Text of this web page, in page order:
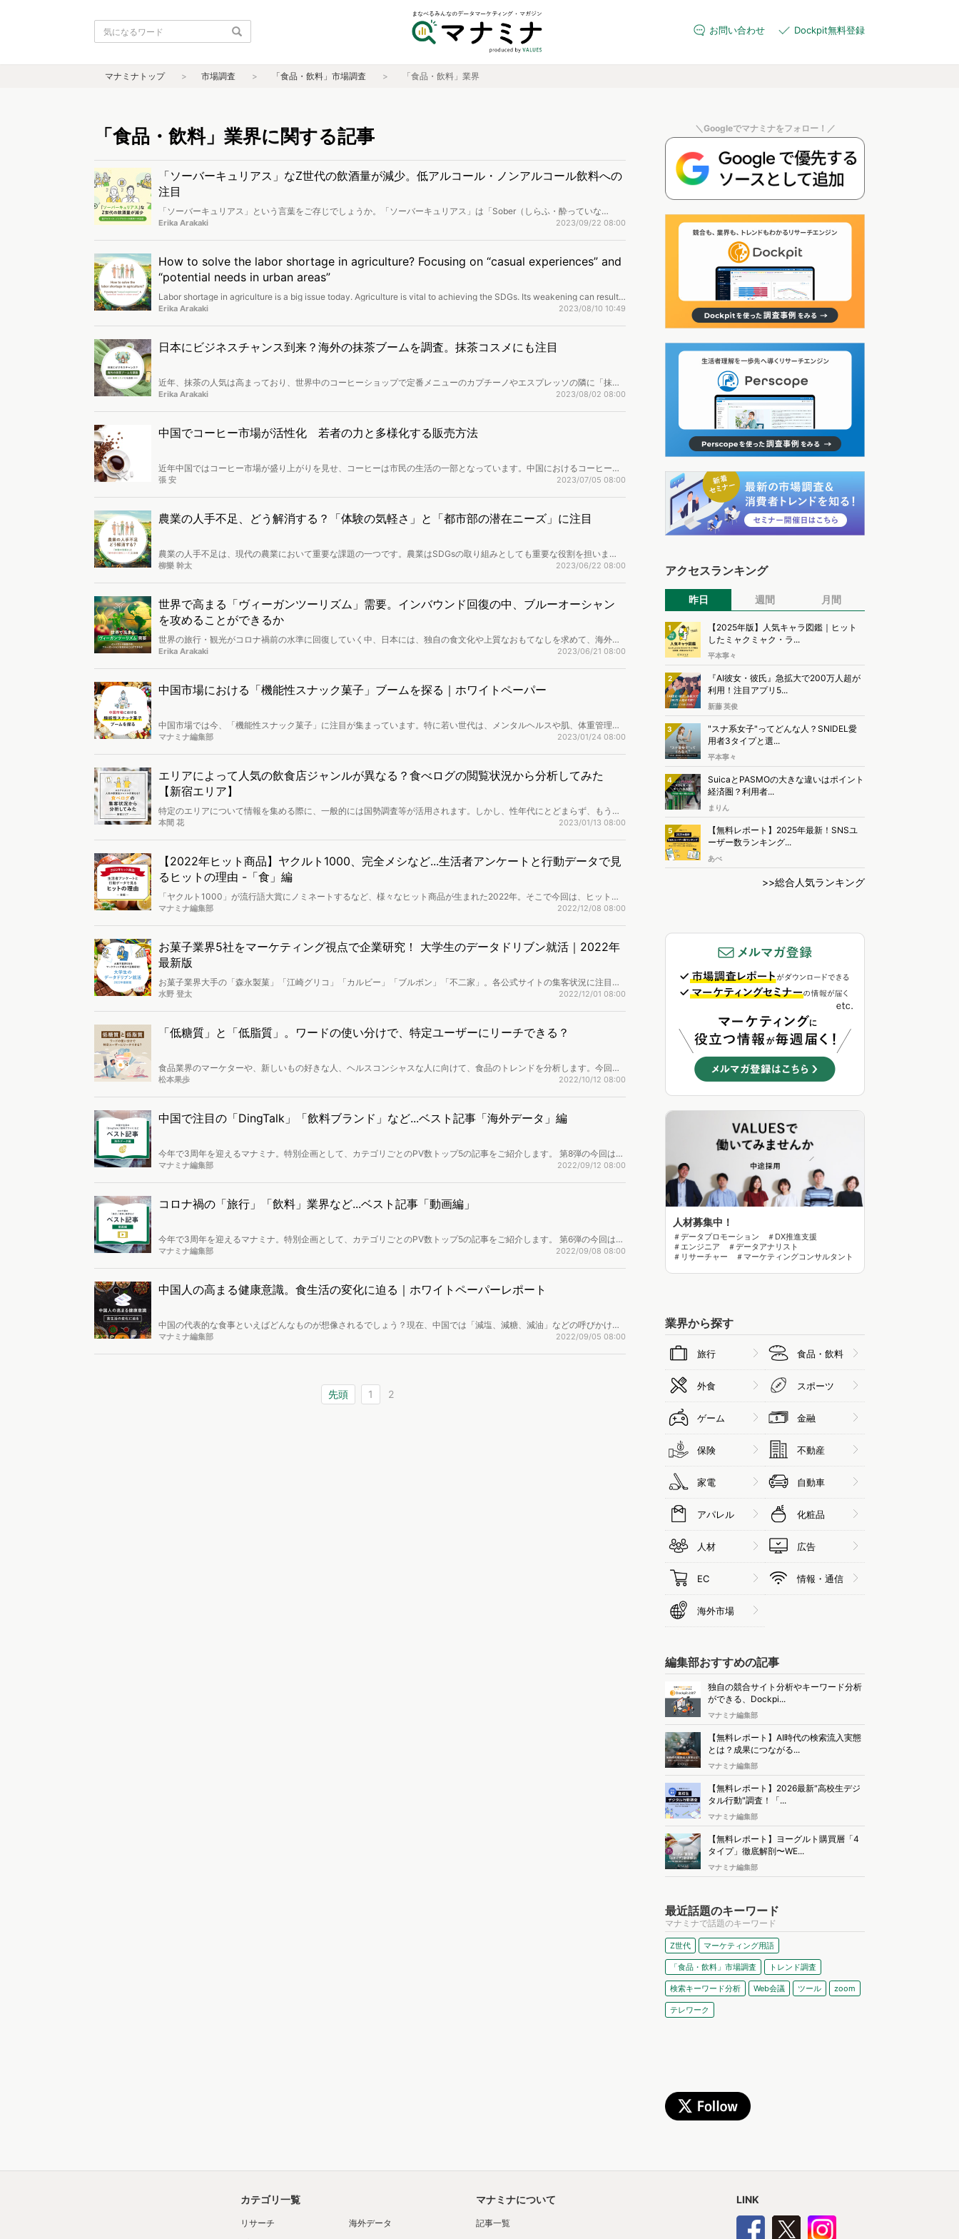
お問い合わせ Dockpit無料登録
マナミナトップ 市場調査 「食品・飲料」市場調査 「食品・飲料」業界
「食品・飲料」業界に関する記事
「ソーバーキュリアス」なZ世代の飲酒量が減少。低アルコール・ノンアルコール飲料への
注目
「ソーバーキュリアス」という言葉をご存じでしょうか。「ソーバーキュリアス」は「Sober（しらふ・酔っていな
い）」と「curious（好奇心が強い）」を組み合わせたイギリス発の言葉で、飲酒しない生活に興味を持ち、あえて飲まな
アルコール消費が減少中です。世界でもアルコール飲料会社や飲食店が、購買力を持つZ世代を理解し、さまざまな工夫
Erika Arakaki 2023/09/22 08:00
How to solve the labor shortage in agriculture? Focusing on “casual experiences” and
“potential needs in urban areas”
Labor shortage in agriculture is a big issue today. Agriculture is vital to achieving the SDGs. Its weakening can result
in an unstable food supply and economic decline in rural areas. Using online behavioral data, we will analyze the
Erika Arakaki 2023/08/10 10:49
日本にビジネスチャンス到来？海外の抹茶ブームを調査。抹茶コスメにも注目
近年、抹茶の人気は高まっており、世界中のコーヒーショップで定番メニューのカプチーノやエスプレッソの隣に「抹茶
ラテ」が並ぶようになっています。抹茶市場は、米国だけでも過去25年間で100億米ドルの売上を記録。世界の抹茶市場
億8,000万米ドルに達すると予想されています。 抹茶はその伝統的な側面が評価されている一方で、独自のアレンジを加
えつつ、世界中で受け入れられている場面も見られます。この記事では、海外の抹茶ブームの実態をご紹介します。
Erika Arakaki 2023/08/02 08:00
中国でコーヒー市場が活性化 若者の力と多様化する販売方法
近年中国ではコーヒー市場が盛り上がりを見せ、コーヒーは市民の生活の一部となっています。中国におけるコーヒー市
場の盛り上がりには、主に2つの要因が挙げられます。一つは、若者世代が人々のコーヒー消費スタイルをアップデートし
観した後、コーヒー市場の盛り上がりの主要因について紹介していきます。
張 安 2023/07/05 08:00
農業の人手不足、どう解消する？「体験の気軽さ」と「都市部の潜在ニーズ」に注目
農業の人手不足は、現代の農業において重要な課題の一つです。農業はSDGsの取り組みとしても重要な役割を担いま
す。農業が衰退してしまうと、食料の供給が不安定になる、農村地域の経済が衰退するなどの悪影響を引き起こします。
口を考察します。
柳樂 幹太 2023/06/22 08:00
世界で高まる「ヴィーガンツーリズム」需要。インバウンド回復の中、ブルーオーシャン
を攻めることができるか
世界の旅行・観光がコロナ禍前の水準に回復していく中、日本には、独自の食文化や上質なおもてなしを求めて、海外か
ら観光客が訪れています。しかしとあるヴィーガンブロガーによると、彼らの経験上、日本はヴィーガンにとって観光し
いためです。出汁ひとつとっても、カツオなど、ヴィーガンに向かない食材が隠れています。 一方で海外では、旅行会
社・レストラン・ホテルがヴィーガンツーリズム市場の可能性を見据えたサービスを提供しています。この記事では日本
の飲食店や観光業界で働くマーケター向けに、今注目すべきヴィーガンツーリズムについてまとめました。
Erika Arakaki 2023/06/21 08:00
中国市場における「機能性スナック菓子」ブームを探る｜ホワイトペーパー
中国市場では今、「機能性スナック菓子」に注目が集まっています。特に若い世代は、メンタルヘルスや肌、体重管理に
焦点を当て、健康改善に対するより強い意識を持っていると言われており、若者独自の「遊びながら健康を維持する」ス
効果の高さ、携帯の便利さ等のメリットなどを解説します。（ページ数：29ページ）
マナミナ編集部 2023/01/24 08:00
エリアによって人気の飲食店ジャンルが異なる？食べログの閲覧状況から分析してみた
【新宿エリア】
特定のエリアについて情報を集める際に、一般的には国勢調査等が活用されます。しかし、性年代にとどまらず、もう少
しその地域を詳しく知りたいことはありませんか？そんな時に、行動ログデータを活用することで、そのエリアに関連し
新宿エリアの閲覧ユーザーや人気飲食店ジャンルの特徴を推察します。
本間 花 2023/01/13 08:00
【2022年ヒット商品】ヤクルト1000、完全メシなど...生活者アンケートと行動データで見
るヒットの理由 -「食」編
「ヤクルト1000」が流行語大賞にノミネートするなど、様々なヒット商品が生まれた2022年。そこで今回は、ヒット商
品が人々の心を捉えた理由と、どのような軌跡で盛り上がりを見せていったのか、Web行動ログデータとアンケート調査
していきます。
マナミナ編集部 2022/12/08 08:00
お菓子業界5社をマーケティング視点で企業研究！ 大学生のデータドリブン就活｜2022年
最新版
お菓子業界大手の「森永製菓」「江崎グリコ」「カルビー」「ブルボン」「不二家」。各公式サイトの集客状況に注目
し、強みや施策の違いを調査します。2年半前に公開した同記事の最新版として、新たな発見をお届けします。
水野 登太 2022/12/01 08:00
「低糖質」と「低脂質」。ワードの使い分けで、特定ユーザーにリーチできる？
食品業界のマーケターや、新しいもの好きな人、ヘルスコンシャスな人に向けて、食品のトレンドを分析します。今回の
テーマは「低糖質と低脂質」。よく似た言葉で、どちらも健康やダイエットに関係のありそうな言葉ですが、その検索者
ら検証し、市場を調査します。
松本果歩 2022/10/12 08:00
中国で注目の「DingTalk」「飲料ブランド」など...ベスト記事「海外データ」編
今年で3周年を迎えるマナミナ。特別企画として、カテゴリごとのPV数トップ5の記事をご紹介します。 第8弾の今回は
「海外データ編」をお届け。世間の関心が高いテーマについて、振り返ってみましょう。
マナミナ編集部 2022/09/12 08:00
コロナ禍の「旅行」「飲料」業界など...ベスト記事「動画編」
今年で3周年を迎えるマナミナ。特別企画として、カテゴリごとのPV数トップ5の記事をご紹介します。 第6弾の今回は
「動画編」をお届け。世間の関心が高いテーマについて、振り返ってみましょう。
マナミナ編集部 2022/09/08 08:00
中国人の高まる健康意識。食生活の変化に迫る｜ホワイトペーパーレポート
中国の代表的な食事といえばどんなものが想像されるでしょう？現在、中国では「減塩、減糖、減油」などの呼びかけに
よって食に関する健康意識が高まっており、多くの人が健康的な食生活を送りつつあると言われています。本レポートで
マナミナ編集部 2022/09/05 08:00
先頭 1 2
＼Googleでマナミナをフォロー！／
アクセスランキング
昨日 週間 月間
1
【2025年版】人気キャラ図鑑｜ヒット
したミャクミャク・ラ...
平本寧々
2
『AI彼女・彼氏』急拡大で200万人超が
利用！注目アプリ5...
新藤 英俊
3
"スナ系女子"ってどんな人？SNIDEL愛
用者3タイプと選...
平本寧々
4
SuicaとPASMOの大きな違いはポイント
経済圏？利用者...
まりん
5
【無料レポート】2025年最新！SNSユ
ーザー数ランキング...
あべ
>>総合人気ランキング
人材募集中！
＃データプロモーション ＃DX推進支援
＃エンジニア ＃データアナリスト
＃リサーチャー ＃マーケティングコンサルタント
業界から探す
旅行 食品・飲料
外食 スポーツ
ゲーム 金融
保険 不動産
家電 自動車
アパレル 化粧品
人材 広告
EC 情報・通信
海外市場
編集部おすすめの記事
独自の競合サイト分析やキーワード分析
ができる、Dockpi...
マナミナ編集部
【無料レポート】AI時代の検索流入実態
とは？成果につながる...
マナミナ編集部
【無料レポート】2026最新"高校生デジ
タル行動"調査！「...
マナミナ編集部
【無料レポート】ヨーグルト購買層「4
タイプ」徹底解剖〜WE...
マナミナ編集部
最近話題のキーワード
マナミナで話題のキーワード
Z世代 マーケティング用語
「食品・飲料」市場調査 トレンド調査
検索キーワード分析 Web会議 ツール zoom
テレワーク
カテゴリ一覧
リサーチ
海外データ
マナミナについて
記事一覧
LINK